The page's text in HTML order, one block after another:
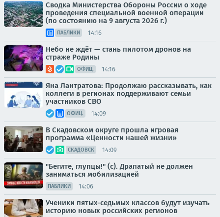
Сводка Министерства Обороны России о ходе
проведения специальной военной операции
(по состоянию на 9 августа 2026 г.)
ПАБЛИКИ 14:16
Небо не ждёт — стань пилотом дронов на
страже Родины
ОФИЦ. 14:16
Яна Лантратова: Продолжаю рассказывать, как
коллеги в регионах поддерживают семьи
участников СВО
ОФИЦ. 14:09
В Скадовском округе прошла игровая
программа «Ценности нашей жизни»
СКАДОВСК 14:09
"Бегите, глупцы!" (с). Драпатый не должен
заниматься мобилизацией
ПАБЛИКИ 14:06
Ученики пятых-седьмых классов будут изучать
историю новых российских регионов